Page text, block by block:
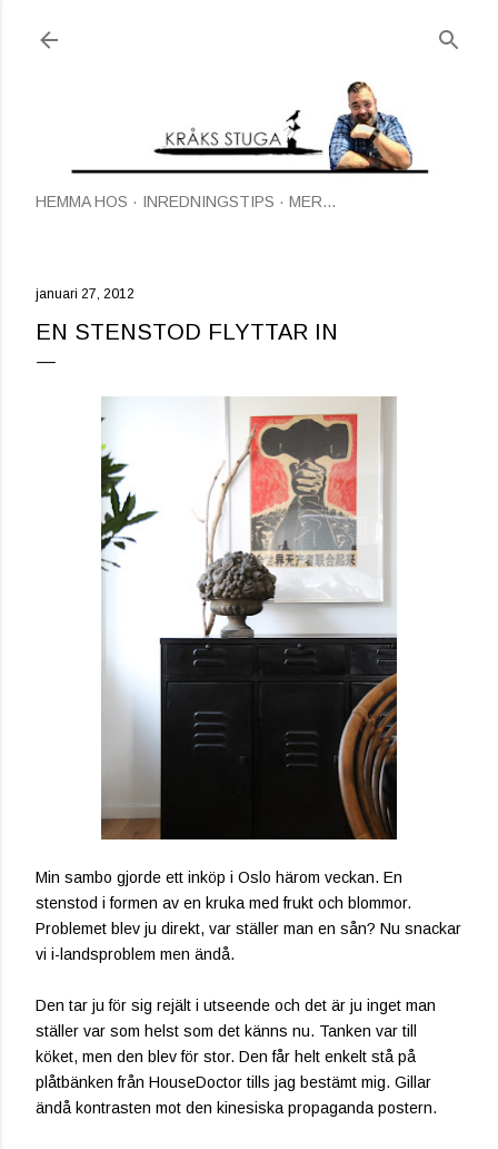
HEMMA HOS INREDNINGSTIPS MER…
januari 27, 2012
EN STENSTOD FLYTTAR IN
Min sambo gjorde ett inköp i Oslo härom veckan. En
stenstod i formen av en kruka med frukt och blommor.
Problemet blev ju direkt, var ställer man en sån? Nu snackar
vi i-landsproblem men ändå.
Den tar ju för sig rejält i utseende och det är ju inget man
ställer var som helst som det känns nu. Tanken var till
köket, men den blev för stor. Den får helt enkelt stå på
plåtbänken från HouseDoctor tills jag bestämt mig. Gillar
ändå kontrasten mot den kinesiska propaganda postern.